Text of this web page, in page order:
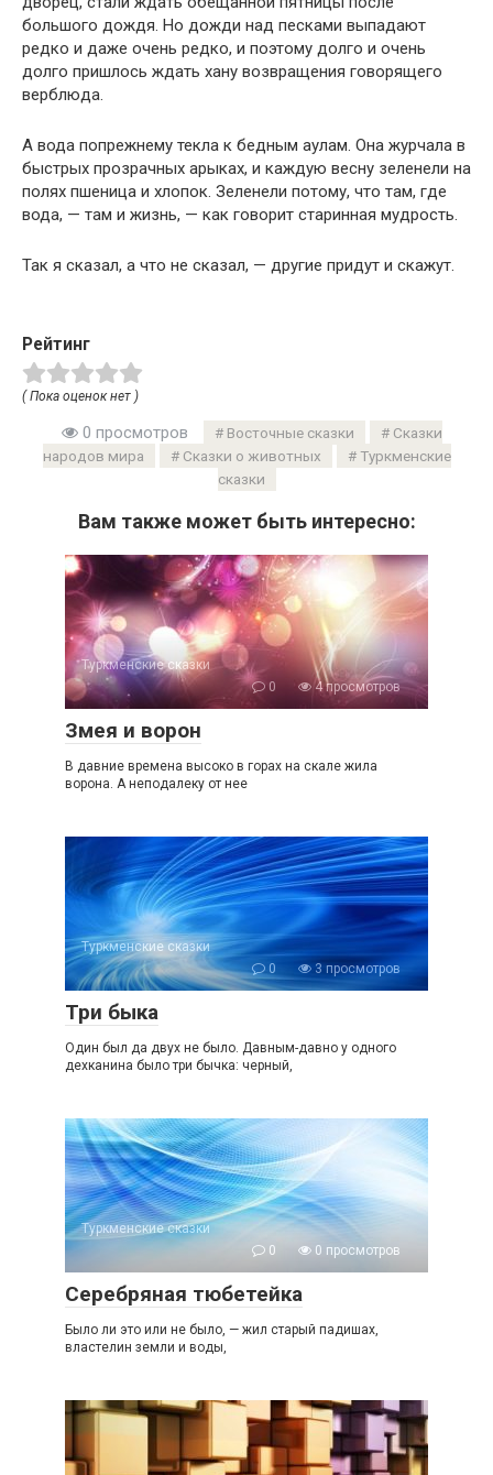
большого дождя. Но дожди над песками выпадают
редко и даже очень редко, и поэтому долго и очень
долго пришлось ждать хану возвращения говорящего
верблюда.
А вода попрежнему текла к бедным аулам. Она журчала в
быстрых прозрачных арыках, и каждую весну зеленели на
полях пшеница и хлопок. Зеленели потому, что там, где
вода, — там и жизнь, — как говорит старинная мудрость.
Так я сказал, а что не сказал, — другие придут и скажут.
Рейтинг
( Пока оценок нет )
0 просмотров Восточные сказки
Сказки
народов мира
Сказки о животных
Туркменские
сказки
Вам также может быть интересно:
Туркменские сказки
0
4 просмотров
Змея и ворон
В давние времена высоко в горах на скале жила
ворона. А неподалеку от нее
Туркменские сказки
0
3 просмотров
Три быка
Один был да двух не было. Давным-давно у одного
дехканина было три бычка: черный,
Туркменские сказки
0
0 просмотров
Серебряная тюбетейка
Было ли это или не было, — жил старый падишах,
властелин земли и воды,